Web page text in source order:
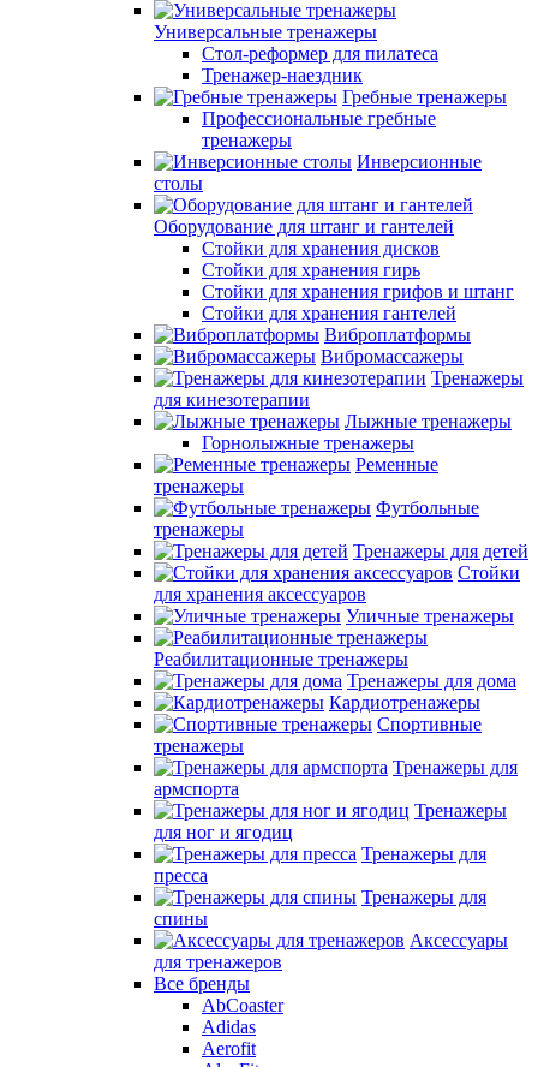
Универсальные тренажеры
Стол-реформер для пилатеса
Тренажер-наездник
Гребные тренажеры
Профессиональные гребные
тренажеры
Инверсионные
столы
Оборудование для штанг и гантелей
Стойки для хранения дисков
Стойки для хранения гирь
Стойки для хранения грифов и штанг
Стойки для хранения гантелей
Виброплатформы
Вибромассажеры
Тренажеры
для кинезотерапии
Лыжные тренажеры
Горнолыжные тренажеры
Ременные
тренажеры
Футбольные
тренажеры
Тренажеры для детей
Стойки
для хранения аксессуаров
Уличные тренажеры
Реабилитационные тренажеры
Тренажеры для дома
Кардиотренажеры
Спортивные
тренажеры
Тренажеры для
армспорта
Тренажеры
для ног и ягодиц
Тренажеры для
пресса
Тренажеры для
спины
Аксессуары
для тренажеров
Все бренды
AbCoaster
Adidas
Aerofit